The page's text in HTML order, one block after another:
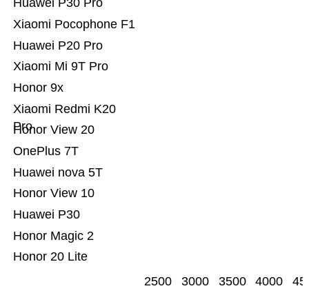
Honor 20 Lite
Honor Magic 2
Huawei P30
Honor View 10
Huawei nova 5T
OnePlus 7T
Honor View 20
Xiaomi Redmi K20
Pro
Honor 9x
Xiaomi Mi 9T Pro
Huawei P20 Pro
Xiaomi Pocophone F1
Huawei P30 Pro
2500 3000 3500 4000